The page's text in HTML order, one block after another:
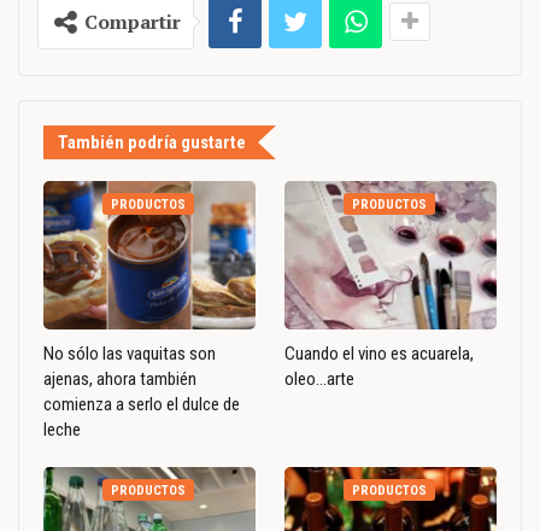
Compartir
También podría gustarte
PRODUCTOS
No sólo las vaquitas son
ajenas, ahora también
comienza a serlo el dulce de
leche
PRODUCTOS
Cuando el vino es acuarela,
oleo…arte
PRODUCTOS PRODUCTOS